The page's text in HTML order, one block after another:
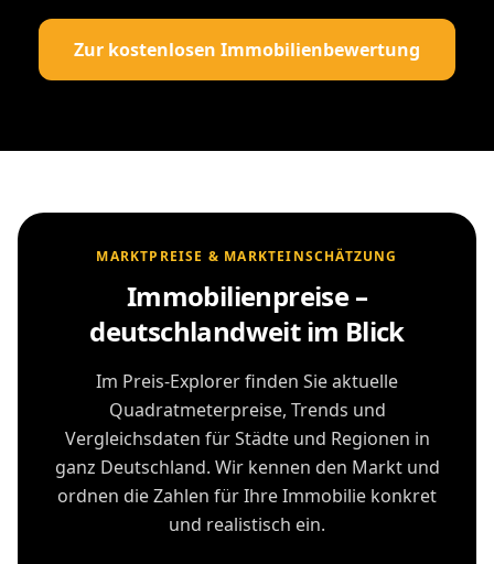
Zur kostenlosen Immobilienbewertung
MARKTPREISE & MARKTEINSCHÄTZUNG
Immobilienpreise –
deutschlandweit im Blick
Im Preis-Explorer finden Sie aktuelle
Quadratmeterpreise, Trends und
Vergleichsdaten für Städte und Regionen in
ganz Deutschland. Wir kennen den Markt und
ordnen die Zahlen für Ihre Immobilie konkret
und realistisch ein.